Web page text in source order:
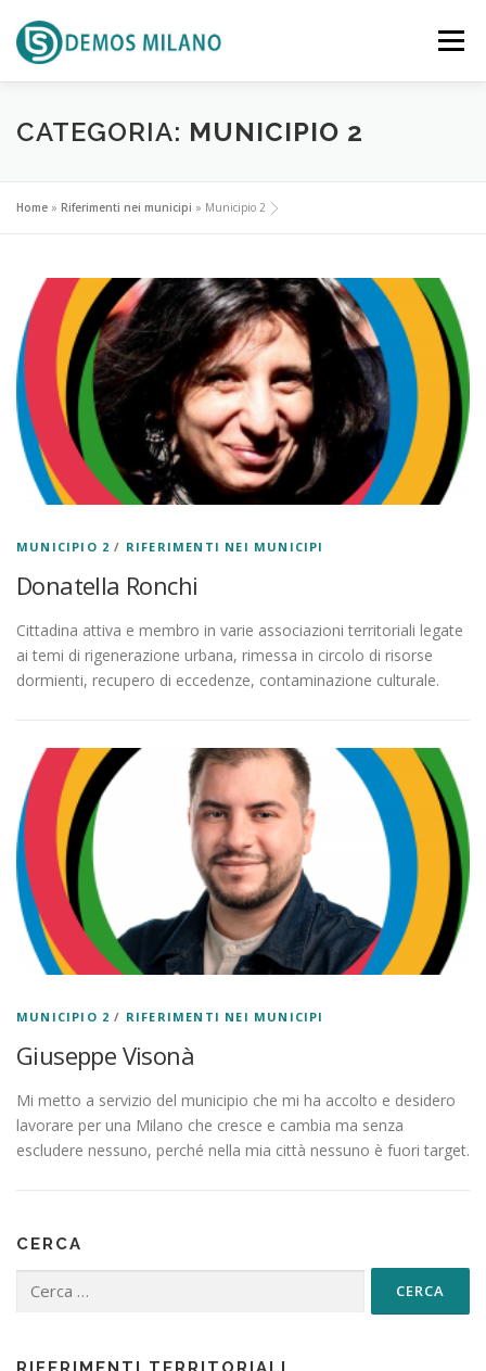
Menu
SCENARIO PROPOSTA
RIFERIMENTI TERRITORIALI ATTUALITA’
DOCUMENTI EVENTI CONTATTACI
CATEGORIA: MUNICIPIO 2
Home » Riferimenti nei municipi » Municipio 2
MUNICIPIO 2 / RIFERIMENTI NEI MUNICIPI
Donatella Ronchi
Cittadina attiva e membro in varie associazioni territoriali legate
ai temi di rigenerazione urbana, rimessa in circolo di risorse
dormienti, recupero di eccedenze, contaminazione culturale.
MUNICIPIO 2 / RIFERIMENTI NEI MUNICIPI
Giuseppe Visonà
Mi metto a servizio del municipio che mi ha accolto e desidero
lavorare per una Milano che cresce e cambia ma senza
escludere nessuno, perché nella mia città nessuno è fuori target.
CERCA
Ricerca per: